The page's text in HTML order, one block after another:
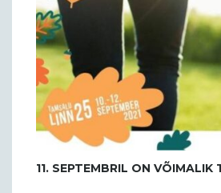
11. SEPTEMBRIL ON